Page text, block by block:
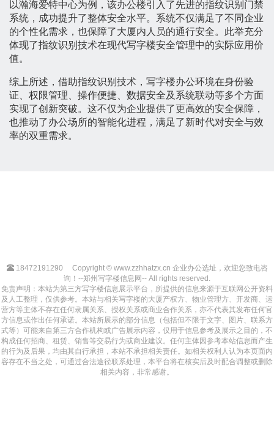
以瀚海爱特中心为例，该办公楼引入了先进的指纹识别门禁
系统，成功提升了整体安全水平。系统不仅满足了不同企业
的个性化需求，也保障了大厦内人员的通行安全。此举充分
体现了指纹识别技术在现代写字楼安全管理中的实际应用价
值。
综上所述，借助指纹识别技术，写字楼办公环境在身份验
证、权限管理、操作便捷、数据安全及系统联动等多个方面
实现了创新突破。这不仅为企业提供了更高效的安全保障，
也推动了办公场所的智能化进程，满足了新时代对安全与效
率的双重需求。
18472191290
Copyright © www.zzhhatzx.cn 企业办公选址，欢迎您致电咨
询！--郑州写字楼信息网-- All rights reserved.
免责声明：本站为第三方写字楼信息展示平台，所提供的信息来源于互联网公开资料
及人工整理，仅供参考。本站与相关写字楼的大厦产权方、物业管理方、开发商、运
营方等主体不存在任何隶属关系、授权关系或商业合作关系，亦不代表其发布任何官
方信息或作出任何承诺。本站所展示的部分信息（包括但不限于文字、图片、联系方
式等）可能来自第三方合作机构或广告展示内容，仅用于信息参考及展示之目的，不
构成任何招商、租赁、销售等交易行为或商业建议。任何主体因参考本站信息而产生
的行为及后果，均由其自行承担，本站不承担相关责任。如相关权利人认为本页面内
容存在不当之处，可通过合法途径联系处理，本平台将在核实后及时配合调整或删除
相关内容，非常感谢。